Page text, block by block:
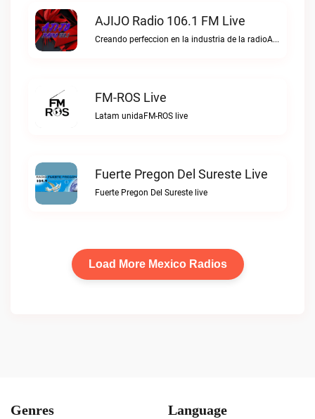
AJIJO Radio 106.1 FM Live
Creando perfeccion en la industria de la radioAJIJO Radio 106.1 FM live
FM-ROS Live
Latam unidaFM-ROS live
Fuerte Pregon Del Sureste Live
Fuerte Pregon Del Sureste live
Load More Mexico Radios
Genres Language